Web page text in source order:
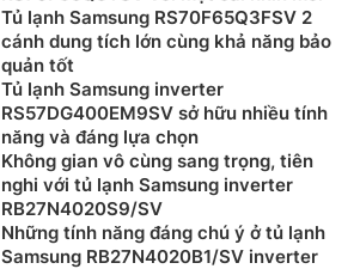
Tủ lạnh Samsung RS70F65Q3FSV 2
cánh dung tích lớn cùng khả năng bảo
quản tốt
Tủ lạnh Samsung inverter
RS57DG400EM9SV sở hữu nhiều tính
năng và đáng lựa chọn
Không gian vô cùng sang trọng, tiên
nghi với tủ lạnh Samsung inverter
RB27N4020S9/SV
Những tính năng đáng chú ý ở tủ lạnh
Samsung RB27N4020B1/SV inverter